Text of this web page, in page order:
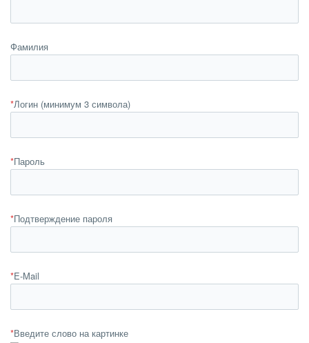
Фамилия
*Логин (минимум 3 символа)
*Пароль
*Подтверждение пароля
*E-Mail
*Введите слово на картинке